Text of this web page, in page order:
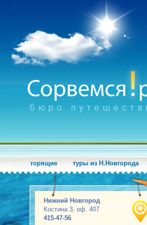
горящие туры из Н.Новгорода
Нижний Новгород
Костина 3, оф. 407
415-47-56